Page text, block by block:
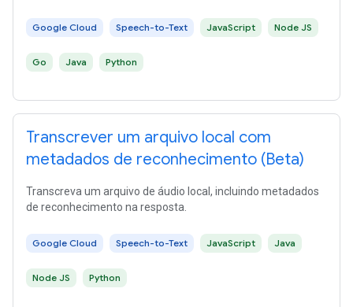
Google Cloud Speech-to-Text JavaScript Node JS
Go Java Python
Transcrever um arquivo local com
metadados de reconhecimento (Beta)
Transcreva um arquivo de áudio local, incluindo metadados
de reconhecimento na resposta.
Google Cloud Speech-to-Text JavaScript Java
Node JS Python